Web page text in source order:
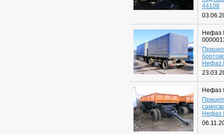
44108
Нефаз
Прицеп
Нефаз
Нефаз
Прицеп
Нефаз